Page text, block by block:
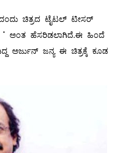
ಚಿತ್ರದ ಟೈಟಲ್ ಟೀಸರ್
' ಅಂತ ಹೆಸರಿಡಲಾಗಿದೆ.ಈ ಹಿಂದೆ
ಅರ್ಜುನ್ ಜನ್ಯ ಈ ಚಿತ್ರಕ್ಕೆ ಕೂಡ